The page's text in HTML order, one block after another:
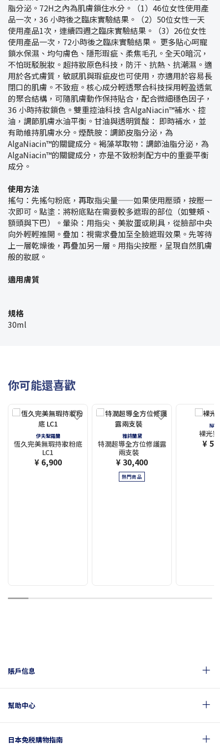
脂分泌。72H之內為肌膚鎖住水分。（1）46位女性使用產
品一次，36 小時後之臨床實驗結果。（2）50位女性一天
使用產品1次，連續四週之臨床實驗結果。（3）26位女性
使用產品一次，72小時後之臨床實驗結果。 更多貼心呵寵
鎖水保濕、均勻膚色、隱形瑕疵、柔焦毛孔。全天0暗沉，
不怕斑駁脫妝。超持妝原色科技，防汗、抗熱、抗潮濕。適
用於各式膚質，敏感肌與瑕疵皮也可使用，亦適用於容易長
閉口的肌膚。不致痘。核心成分輕透聚合科技採用輕盈透氣
的聚合結構，可隨肌膚動作保持貼合，配合微細穩色因子，
36 小時持妝鎖色。雙重控油科技 含AlgaNiacin™補水、控
油，調節肌膚水油平衡。甘油與透明質酸： 即時補水，並
有助維持肌膚水分。煙酰胺：調節皮脂分泌，為
AlgaNiacin™的關鍵成分。褐藻萃取物：調節油脂分泌，為
AlgaNiacin™的關鍵成分，亦是不致粉刺配方中的重要平衡
成分。
使用方法
搖勻：先搖勻粉底，再取指尖量——如果使用壓頭，按壓一
次即可。點塗：將粉底點在需要較多遮瑕的部位（如雙頰、
額頭與下巴）。暈染：用指尖、美妝蛋或刷具，從臉部中央
向外輕輕推開。疊加：視需求疊加至全臉遮瑕效果。先等待
上一層乾燥後，再疊加另一層。用指尖按壓，呈現自然肌膚
般的妝感。
適用膚質
規格
30ml
你可能還喜歡
伊夫聖羅蘭
恆久完美無瑕持妝粉底
LC1
¥ 6,900
雅詩蘭黛
特潤超導全方位修護露
兩支裝
¥ 30,400
熱門商品
裸光
¥
1 2 3 4 5 6 7 8 9 10
賬戶信息
幫助中心
日本免税購物指南